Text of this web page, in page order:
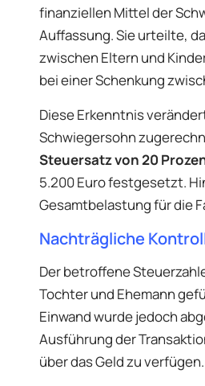
finanziellen Mittel der
Auffassung. Sie urteilte,
zwischen Eltern und
bei einer Schenkung
Diese Erkenntnis
Schwiegersohn
Steuersatz von 20
5.200 Euro festgesetzt.
Gesamtbelastung für die
Nachträgliche
Der betroffene
Tochter und Ehemann
Einwand wurde jedoch
Ausführung der
über das Geld zu verfügen.